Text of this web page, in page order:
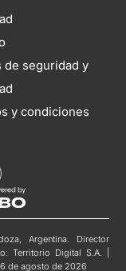
de seguridad y
y condiciones
Argentina. Director
Territorio Digital S.A. |
de agosto de 2026